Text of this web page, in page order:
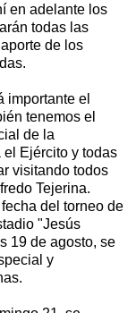
en adelante los
todas las
de los
importante el
tenemos el
de la
Ejército y todas
visitando todos
Tejerina.
del torneo de
"Jesús
19 de agosto, se
y